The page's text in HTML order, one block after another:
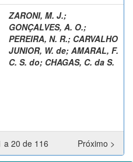
ZARONI, M. J.;
GONÇALVES, A. O.;
PEREIRA, N. R.; CARVALHO
JUNIOR, W. de; AMARAL, F.
C. S. do; CHAGAS, C. da S.
a 20 de 116 Próximo >